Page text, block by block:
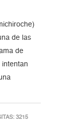
de las
de
intentan
3215